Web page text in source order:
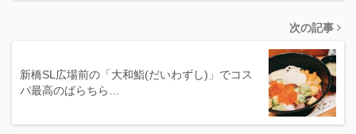
次の記事
新橋SL広場前の「大和鮨(だいわずし)」でコス
パ最高のばらちら…